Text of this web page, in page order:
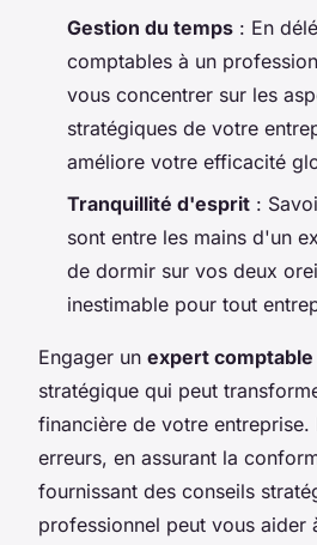
Gestion du temps : En
comptables à un
vous concentrer sur les
stratégiques de votre
améliore votre efficacité
Tranquillité d'esprit :
sont entre les mains d'un
de dormir sur vos deux
inestimable pour tout
Engager un expert comptable
stratégique qui peut
financière de votre entreprise.
erreurs, en assurant la
fournissant des conseils
professionnel peut vous aider